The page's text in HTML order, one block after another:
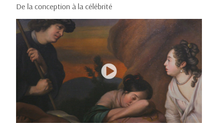
De la conception à la célébrité